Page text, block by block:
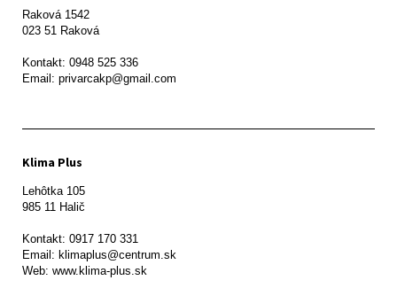
Raková 1542
023 51 Raková
Kontakt: 0948 525 336
Email: privarcakp@gmail.com
Klima Plus
Lehôtka 105
985 11 Halič
Kontakt: 0917 170 331
Email: klimaplus@centrum.sk